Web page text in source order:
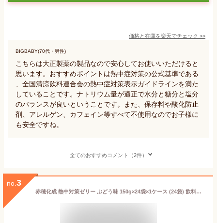
価格と在庫を楽天でチェック >>
BIGBABY(70代・男性)
こちらは大正製薬の製品なので安心してお使いいただけると
思います。おすすめポイントは熱中症対策の公式基準である
、全国清涼飲料連合会の熱中症対策表示ガイドラインを満た
していることです。ナトリウム量が適正で水分と糖分と塩分
のバランスが良いということです。また、保存料や酸化防止
剤、アレルゲン、カフェイン等すべて不使用なのでお子様に
も安全ですね。
全てのおすすめコメント（2件）
no. 3
赤穂化成 熱中対策ゼリー ぶどう味 150g×24袋×1ケース (24袋) 飲料【送料無料※一部地域は除く】 凍らせ 熱中症対策 シャーベット 塩分補給 水分補給